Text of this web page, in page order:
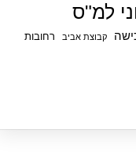
למ"ס
קבוצת אביב
רחובות